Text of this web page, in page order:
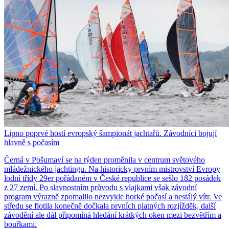
Lipno poprvé hostí evropský šampionát jachtařů. Závodníci bojují
hlavně s počasím
Černá v Pošumaví se na týden proměnila v centrum světového
mládežnického jachtingu. Na historicky prvním mistrovství Evropy
lodní třídy 29er pořádaném v České republice se sešlo 182 posádek
z 27 zemí. Po slavnostním průvodu s vlajkami však závodní
program výrazně zpomalilo nezvykle horké počasí a nestálý vítr. Ve
středu se flotila konečně dočkala prvních platných rozjížděk, další
závodění ale dál připomíná hledání krátkých oken mezi bezvětřím a
bouřkami.